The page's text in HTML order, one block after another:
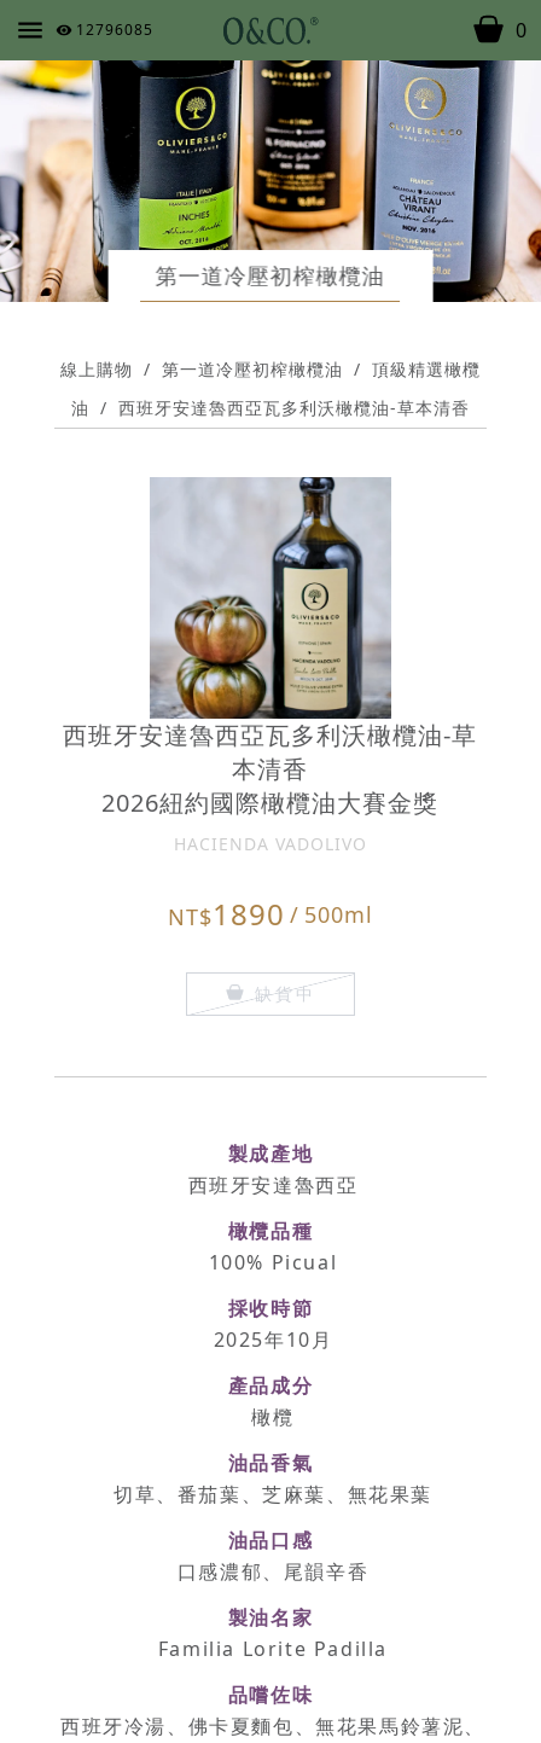
12796085 0
第一道冷壓初榨橄欖油
線上購物 / 第一道冷壓初榨橄欖油 / 頂級精選橄欖
油 / 西班牙安達魯西亞瓦多利沃橄欖油-草本清香
西班牙安達魯西亞瓦多利沃橄欖油-草
本清香
2026紐約國際橄欖油大賽金獎
HACIENDA VADOLIVO
NT$1890 / 500ml
缺貨中
製成產地
西班牙安達魯西亞
橄欖品種
100% Picual
採收時節
2025年10月
產品成分
橄欖
油品香氣
切草、番茄葉、芝麻葉、無花果葉
油品口感
口感濃郁、尾韻辛香
製油名家
Familia Lorite Padilla
品嚐佐味
西班牙冷湯、佛卡夏麵包、無花果馬鈴薯泥、